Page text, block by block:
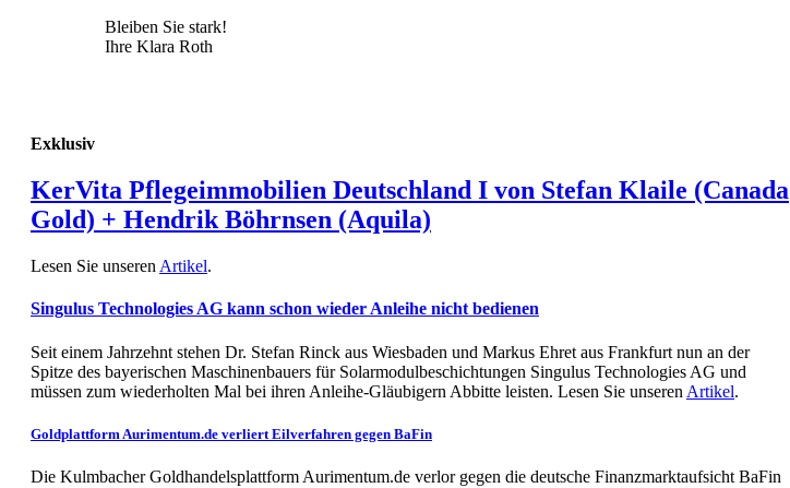
Bleiben Sie stark!
Ihre Klara Roth
Exklusiv
KerVita Pflegeimmobilien Deutschland I von Stefan Klaile (Canada
Gold) + Hendrik Böhrnsen (Aquila)
Lesen Sie unseren Artikel.
Singulus Technologies AG kann schon wieder Anleihe nicht bedienen
Seit einem Jahrzehnt stehen Dr. Stefan Rinck aus Wiesbaden und Markus Ehret aus Frankfurt nun an der
Spitze des bayerischen Maschinenbauers für Solarmodulbeschichtungen Singulus Technologies AG und
müssen zum wiederholten Mal bei ihren Anleihe-Gläubigern Abbitte leisten. Lesen Sie unseren Artikel.
Goldplattform Aurimentum.de verliert Eilverfahren gegen BaFin
Die Kulmbacher Goldhandelsplattform Aurimentum.de verlor gegen die deutsche Finanzmarktaufsicht BaFin